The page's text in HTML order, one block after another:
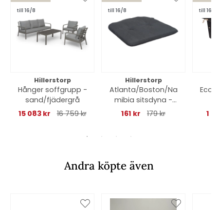
till 16/8
Hillerstorp
Hånger soffgrupp -
sand/fjädergrå
15 083 kr
16 759 kr
till 16/8
Hillerstorp
Atlanta/Boston/Na
mibia sitsdyna -
svart
161 kr 179 kr
till 16/8
1
Andra köpte även